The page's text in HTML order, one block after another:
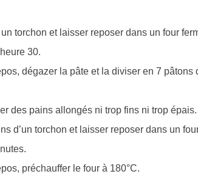
torchon et laisser reposer dans un four
30.
dégazer la pâte et la diviser en 7 pâtons
des pains allongés ni trop fins ni trop épais.
d’un torchon et laisser reposer dans un
préchauffer le four à 180°C.